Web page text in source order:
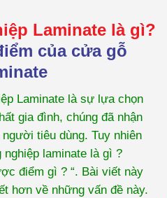
Laminate là gì?
của cửa gỗ
Laminate là sự lựa chọn
gia đình, chúng đã nhận
tiêu dùng. Tuy nhiên
laminate là gì ?
điểm gì ? “. Bài viết này
hơn về những vấn đề này.